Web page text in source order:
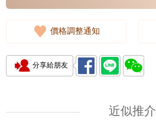
價格調整通知
分享給朋友
近似推介